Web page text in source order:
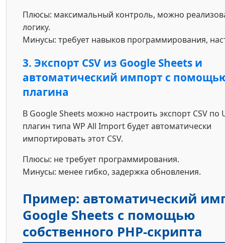
Плюсы: максимальный контроль, можно
логику.
Минусы: требует навыков программирования,
3. Экспорт CSV из Google Sheets и
автоматический импорт с
плагина
В Google Sheets можно настроить экспорт CSV по
плагин типа WP All Import будет автоматически
импортировать этот CSV.
Плюсы: не требует программирования.
Минусы: менее гибко, задержка обновления.
Пример: автоматический
Google Sheets с помощью
собственного PHP-скрипта